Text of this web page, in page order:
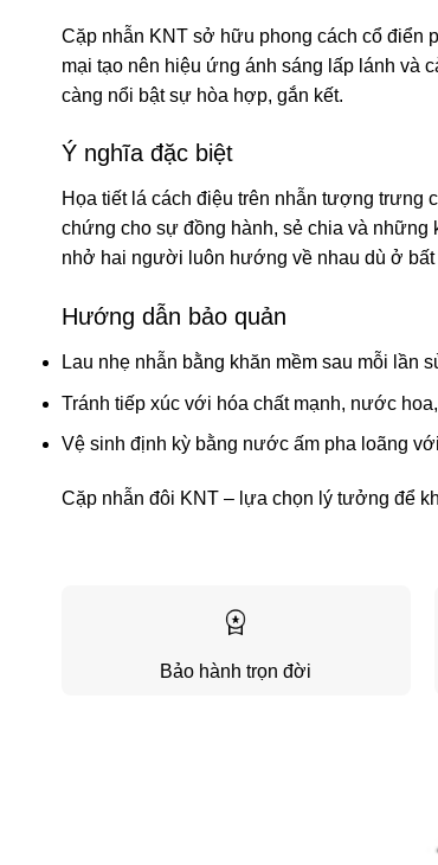
Cặp nhẫn KNT sở hữu phong cách cổ điển
mại tạo nên hiệu ứng ánh sáng lấp lánh và
càng nổi bật sự hòa hợp, gắn kết.
Ý nghĩa đặc biệt
Họa tiết lá cách điệu trên nhẫn tượng trưng
chứng cho sự đồng hành, sẻ chia và những
nhở hai người luôn hướng về nhau dù ở bất
Hướng dẫn bảo quản
Lau nhẹ nhẫn bằng khăn mềm sau mỗi lần
Tránh tiếp xúc với hóa chất mạnh, nước
Vệ sinh định kỳ bằng nước ấm pha loãng
Cặp nhẫn đôi KNT – lựa chọn lý tưởng để
Bảo hành trọn đời